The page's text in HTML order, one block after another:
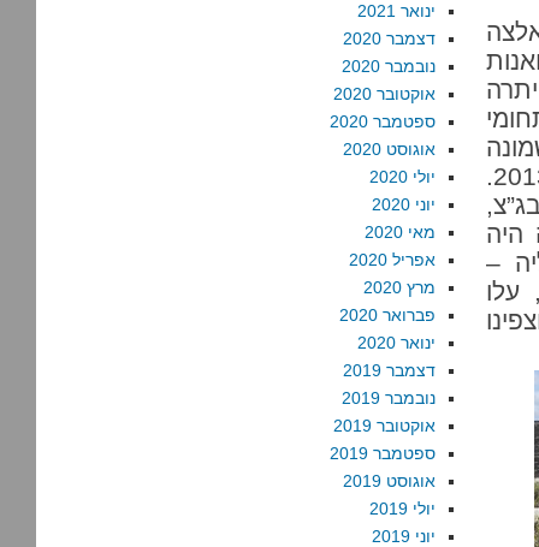
שנים – נותר בתוקפו גם אחרי החלטת המדינה במאי 2013.
היה
–
גם את צו הסגירה. בשלישי באוקטובר 2013, עלו
ינואר 2021
דצמבר 2020
נובמבר 2020
אוקטובר 2020
ספטמבר 2020
אוגוסט 2020
יולי 2020
יוני 2020
מאי 2020
אפריל 2020
מרץ 2020
פברואר 2020
ינואר 2020
דצמבר 2019
נובמבר 2019
אוקטובר 2019
ספטמבר 2019
אוגוסט 2019
יולי 2019
יוני 2019